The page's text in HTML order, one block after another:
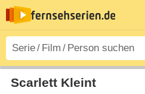
Scarlett Kleint